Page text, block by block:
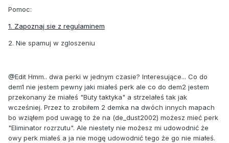
Pomoc:
1. Zapoznaj sie z regulaminem
2. Nie spamuj w zgloszeniu
@Edit Hmm.. dwa perki w jednym czasie? Interesujące... Co do
dem1 nie jestem pewny jaki miałeś perk ale co do dem2 jestem
przekonany że miałeś "Buty taktyka" a strzelałeś tak jak
wcześniej. Przez to zrobiłem 2 demka na dwóch innych mapach
bo wziąłem pod uwagę to że na (de_dust2002) możesz mieć perk
"Eliminator rozrzutu". Ale niestety nie możesz mi udowodnić że
owy perk miałeś a ja nie mogę udowodnić tego że go nie miałeś.